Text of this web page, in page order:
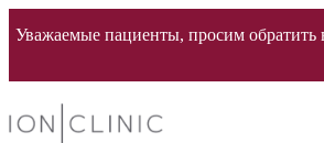
Уважаемые пациенты, просим обратить